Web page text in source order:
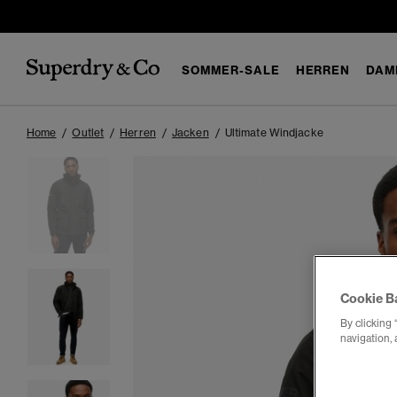
SOMMER-SALE HERREN
Home Outlet Herren Jacken Ultimate Windjacke
Cookie
By clicking
navigation,